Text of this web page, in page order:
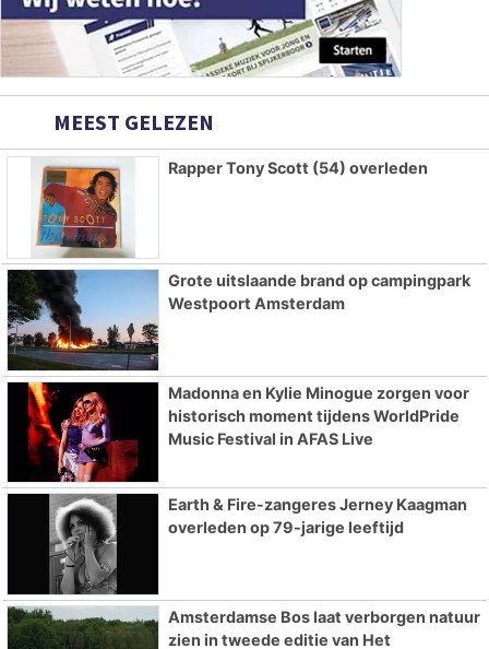
MEEST GELEZEN
Rapper Tony Scott (54) overleden
Grote uitslaande brand op campingpark
Westpoort Amsterdam
Madonna en Kylie Minogue zorgen voor
historisch moment tijdens WorldPride
Music Festival in AFAS Live
Earth & Fire-zangeres Jerney Kaagman
overleden op 79-jarige leeftijd
Amsterdamse Bos laat verborgen natuur
zien in tweede editie van Het